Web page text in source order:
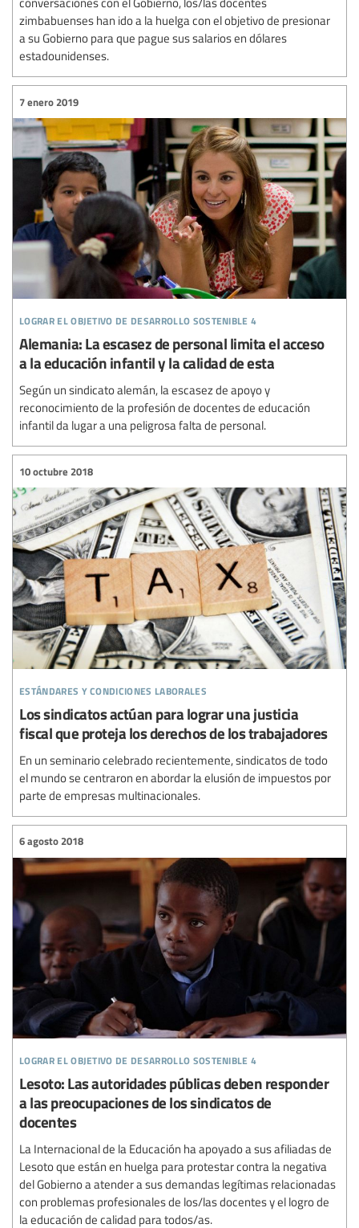
zimbabuenses han ido a la huelga con el objetivo de presionar
a su Gobierno para que pague sus salarios en dólares
estadounidenses.
lograr el objetivo de desarrollo sostenible 4
7 enero 2019
Alemania: La escasez de personal limita el acceso
a la educación infantil y la calidad de esta
Según un sindicato alemán, la escasez de apoyo y
reconocimiento de la profesión de docentes de educación
infantil da lugar a una peligrosa falta de personal.
estándares y condiciones laborales
10 octubre 2018
Los sindicatos actúan para lograr una justicia
fiscal que proteja los derechos de los trabajadores
En un seminario celebrado recientemente, sindicatos de todo
el mundo se centraron en abordar la elusión de impuestos por
parte de empresas multinacionales.
lograr el objetivo de desarrollo sostenible 4
6 agosto 2018
Lesoto: Las autoridades públicas deben responder
a las preocupaciones de los sindicatos de
docentes
La Internacional de la Educación ha apoyado a sus afiliadas de
Lesoto que están en huelga para protestar contra la negativa
del Gobierno a atender a sus demandas legítimas relacionadas
con problemas profesionales de los/las docentes y el logro de
la educación de calidad para todos/as.